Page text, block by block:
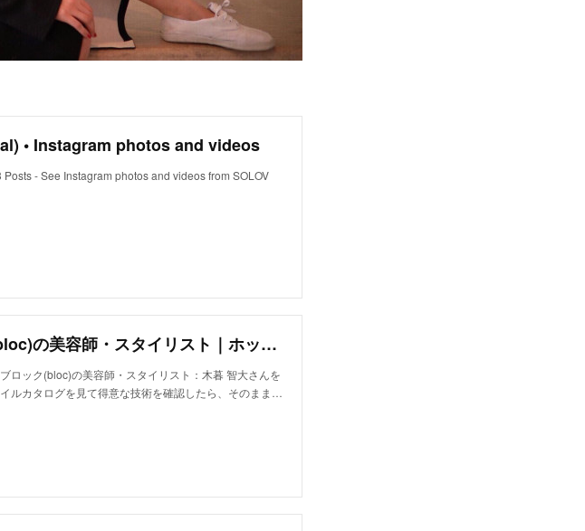
• Instagram photos and videos
- See Instagram photos and videos from SOLOV
木暮 智大｜ブロック(bloc)の美容師・スタイリスト｜ホットペッパービューティー
ロック(bloc)の美容師・スタイリスト：木暮 智大さんを
ルカタログを見て得意な技術を確認したら、そのまま…